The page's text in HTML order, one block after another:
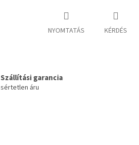
NYOMTATÁS KÉRDÉS
Szállítási garancia
sértetlen áru